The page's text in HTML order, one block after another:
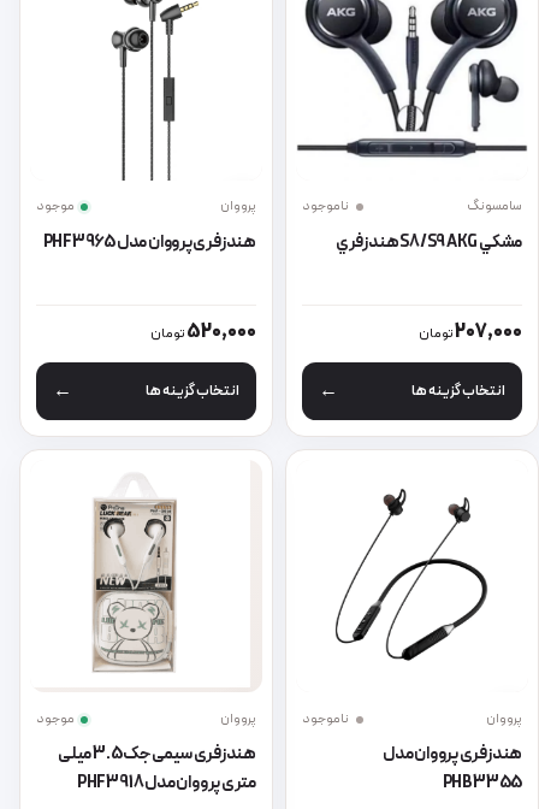
سامسونگ ناموجود
مشكي S8/S9 AKG هندزفري
207,000تومان
انتخاب گزینه ها
این محصول دارای انواع مختلفی می باشد. گزینه ها ممکن است در
پرووان موجود
هندزفری پرووان مدل PHF3965
520,000تومان
انتخاب گزینه ها
این محصول دارای انواع مختلفی
پرووان ناموجود
هندزفری پرووان مدل
PHB3355
پرووان موجود
هندزفری سیمی جک 3.5 میلی
متری پرووان مدل PHF3918